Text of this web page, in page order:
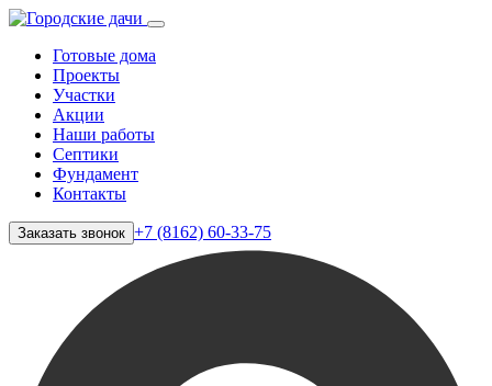
Готовые дома
Проекты
Участки
Акции
Наши работы
Септики
Фундамент
Контакты
Заказать звонок +7 (8162) 60-33-75